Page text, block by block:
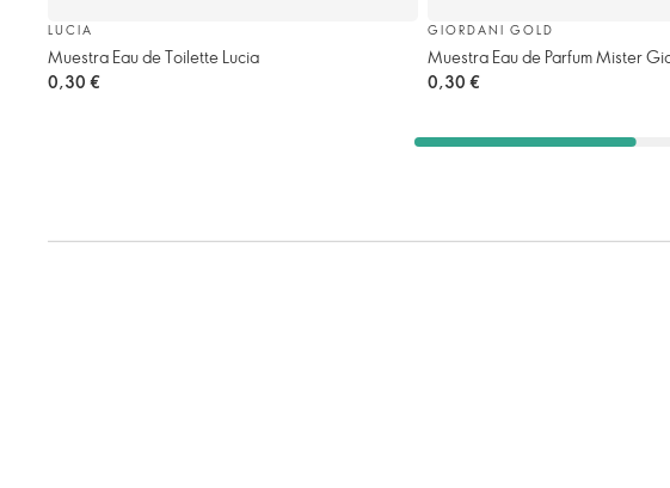
LUCIA
Muestra Eau de Toilette Lucia
0,30 €
GIORDANI GOLD
Muestra Eau de Parfum Mister
0,30 €